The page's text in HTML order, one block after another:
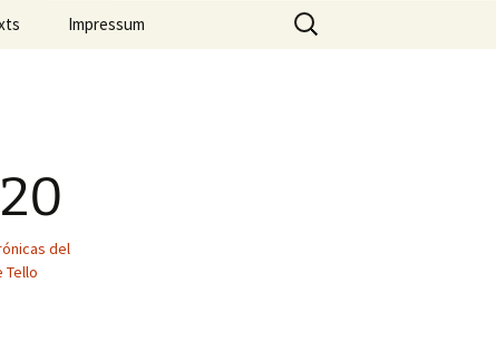
Impressum
Suchen
nach:
del
Tello